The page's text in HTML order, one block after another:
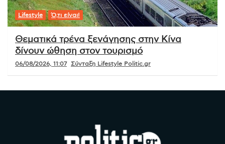
Lifestyle Ό,τι είναι!
Θεματικά τρένα ξενάγησης στην Κίνα
δίνουν ώθηση στον τουρισμό
06/08/2026, 11:07 Σύνταξη Lifestyle Politic.gr